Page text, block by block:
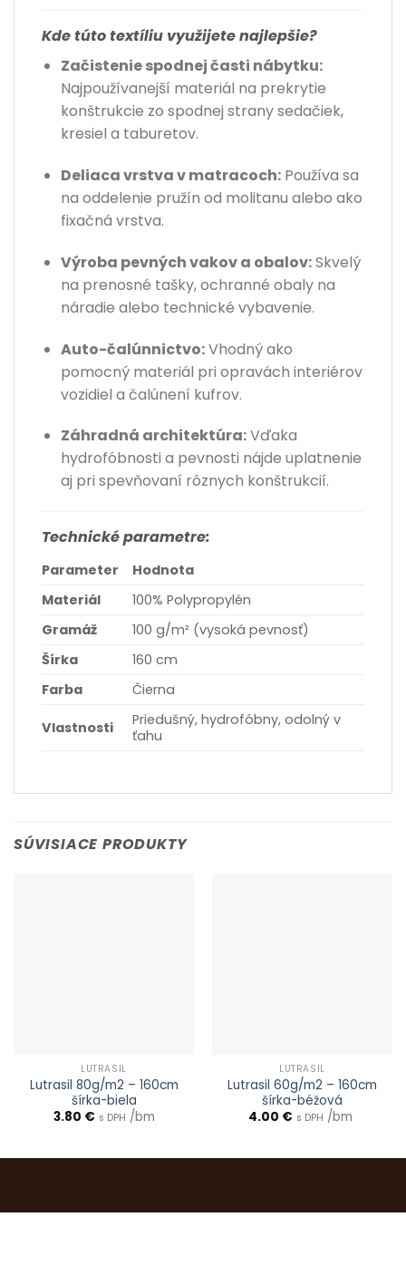
Kde túto textíliu využijete najlepšie?
Začistenie spodnej časti nábytku:
Najpoužívanejší materiál na prekrytie
konštrukcie zo spodnej strany sedačiek,
kresiel a taburetov.
Deliaca vrstva v matracoch:Používa sa
na oddelenie pružín od molitanu alebo ako
fixačná vrstva.
Výroba pevných vakov a obalov:Skvelý
na prenosné tašky, ochranné obaly na
náradie alebo technické vybavenie.
Auto-čalúnnictvo:Vhodný ako
pomocný materiál pri opravách interiérov
vozidiel a čalúnení kufrov.
Záhradná architektúra:Vďaka
hydrofóbnosti a pevnosti nájde uplatnenie
aj pri spevňovaní rôznych konštrukcií.
Technické parametre:
Parameter
Hodnota
Materiál
100% Polypropylén
Gramáž
100 g/m² (vysoká pevnosť)
Šírka
160 cm
Farba
Čierna
Vlastnosti
Priedušný, hydrofóbny, odolný v
ťahu
SÚVISIACE PRODUKTY
LUTRASIL
Lutrasil 80g/m2 – 160cm
šírka-biela
3.80 € s DPH /bm
LUTRASIL
Lutrasil 60g/m2 – 160cm
šírka-béžová
4.00 € s DPH /bm